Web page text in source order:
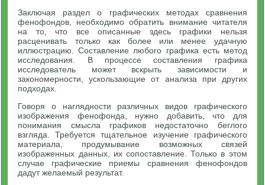
Заключая раздел о графических методах сравнения
фенофондов, необходимо обратить внимание читателя
на то, что все описанные здесь графики нельзя
расценивать только как более или менее удачную
иллюстрацию. Составление любого графика есть метод
исследования. В процессе составления графика
исследователь может вскрыть зависимости и
закономерности, ускользающие от анализа при других
подходах.
Говоря о наглядности различных видов графического
изображения фенофонда, нужно добавить, что для
понимания смысла графиков недостаточно беглого
взгляда. Требуется тщательное изучение графического
материала, продумывание возможных связей
изображенных данных, их сопоставление. Только в этом
случае графические приемы сравнения фенофондов
дадут желаемый результат.